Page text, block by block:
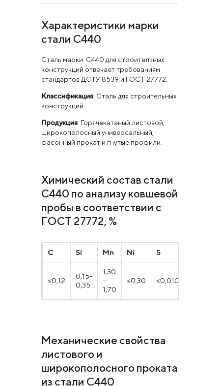
Характеристики марки
стали С440
Сталь марки С440 для строительных
конструкций отвечает требованиям
стандартов ДСТУ 8539 и ГОСТ 27772.
Классификация: Сталь для строительных
конструкций.
Продукция: Горячекатаный листовой,
широкополосный универсальный,
фасонный прокат и гнутые профили.
Химический состав стали
С440 по анализу ковшевой
пробы в соответствии с
ГОСТ 27772, %
C Si Mn Ni S
≤0,12
0,15-
0,35
1,30
-
1,70
≤0,30 ≤0,010
Механические свойства
листового и
широкополосного проката
из стали С440